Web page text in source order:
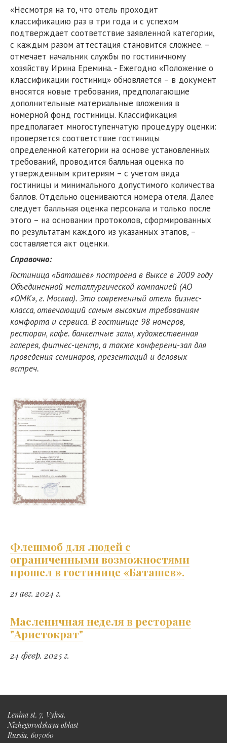
«Несмотря на то, что отель проходит
классификацию раз в три года и с успехом
подтверждает соответствие заявленной категории,
с каждым разом аттестация становится сложнее. –
отмечает начальник службы по гостиничному
хозяйству Ирина Еремина. - Ежегодно «Положение о
классификации гостиниц» обновляется – в документ
вносятся новые требования, предполагающие
дополнительные материальные вложения в
номерной фонд гостиницы. Классификация
предполагает многоступенчатую процедуру оценки:
проверяется соответствие гостиницы
определенной категории на основе установленных
требований, проводится балльная оценка по
утвержденным критериям – с учетом вида
гостиницы и минимального допустимого количества
баллов. Отдельно оцениваются номера отеля. Далее
следует балльная оценка персонала и только после
этого – на основании протоколов, сформированных
по результатам каждого из указанных этапов, –
составляется акт оценки.
Справочно:
Гостиница «Баташев» построена в Выксе в 2009 году
Объединенной металлургической компанией (АО
«ОМК», г. Москва). Это современный отель бизнес-
класса, отвечающий самым высоким требованиям
комфорта и сервиса. В гостинице 98 номеров,
ресторан, кафе. банкетные залы, художественная
галерея, фитнес-центр, а также конференц-зал для
проведения семинаров, презентаций и деловых
встреч.
Флешмоб для людей с
ограниченными возможностями
прошел в гостинице «Баташев».
21 авг. 2024 г.
Масленичная неделя в ресторане
"Аристократ"
24 февр. 2025 г.
Lenina st. 7, Vyksa,
Nizhegorodskaya oblast
Russia, 607060